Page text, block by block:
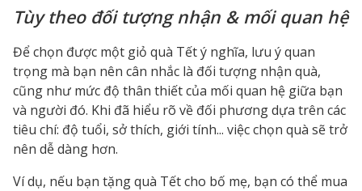
Tùy theo đối tượng nhận & mối quan hệ
Để chọn được một giỏ quà Tết ý nghĩa, lưu ý quan
trọng mà bạn nên cân nhắc là đối tượng nhận quà,
cũng như mức độ thân thiết của mối quan hệ giữa bạn
và người đó. Khi đã hiểu rõ về đối phương dựa trên các
tiêu chí: độ tuổi, sở thích, giới tính... việc chọn quà sẽ trở
nên dễ dàng hơn.
Ví dụ, nếu bạn tặng quà Tết cho bố mẹ, bạn có thể mua